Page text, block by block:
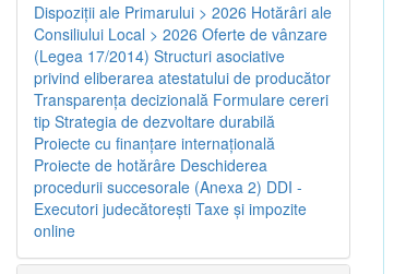
Dispoziţii ale Primarului > 2026 Hotărâri ale
Consiliului Local > 2026 Oferte de vânzare
(Legea 17/2014) Structuri asociative
privind eliberarea atestatului de producător
Transparenţa decizională Formulare cereri
tip Strategia de dezvoltare durabilă
Proiecte cu finanţare internaţională
Proiecte de hotărâre Deschiderea
procedurii succesorale (Anexa 2) DDI -
Executori judecătorești Taxe şi impozite
online